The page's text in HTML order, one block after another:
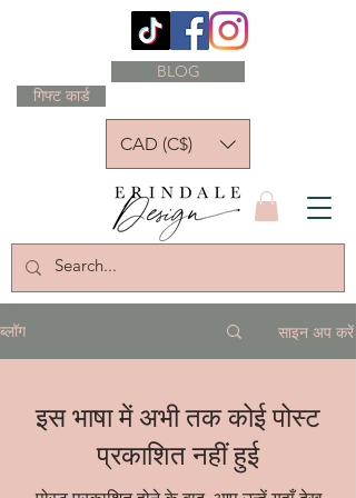
गिफ्ट कार्ड
BLOG
CAD (C$)
ब्लॉग साइन अप करें
इस भाषा में अभी तक कोई पोस्ट
प्रकाशित नहीं हुई